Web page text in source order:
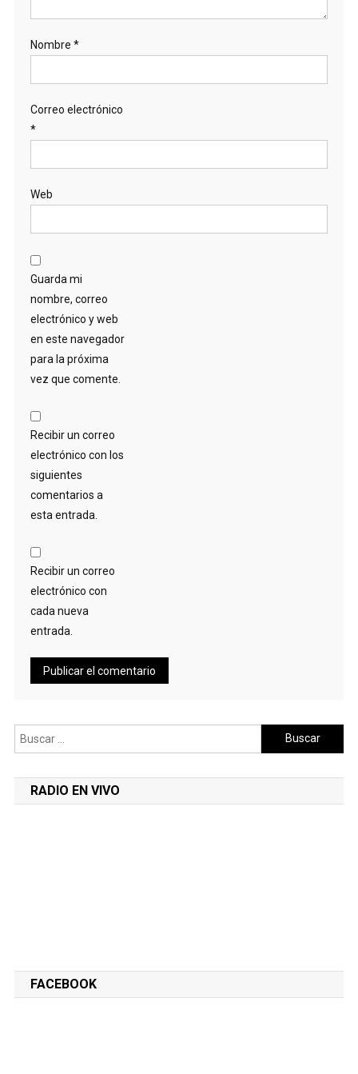
Nombre *
Correo electrónico
*
Web
Guarda mi
nombre, correo
electrónico y web
en este navegador
para la próxima
vez que comente.
Recibir un correo
electrónico con los
siguientes
comentarios a
esta entrada.
Recibir un correo
electrónico con
cada nueva
entrada.
Buscar:
RADIO EN VIVO
FACEBOOK